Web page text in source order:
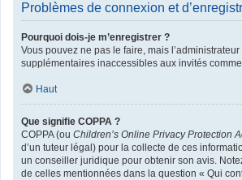
Problèmes de connexion et
Pourquoi dois-je m’enregistrer ?
Vous pouvez ne pas le faire, mais
supplémentaires inaccessibles aux invités
Haut
Que signifie COPPA ?
COPPA (ou Children’s Online Privacy Protection
d’un tuteur légal) pour la collecte de ces
un conseiller juridique pour obtenir son avis.
de celles mentionnées dans la question « Qui